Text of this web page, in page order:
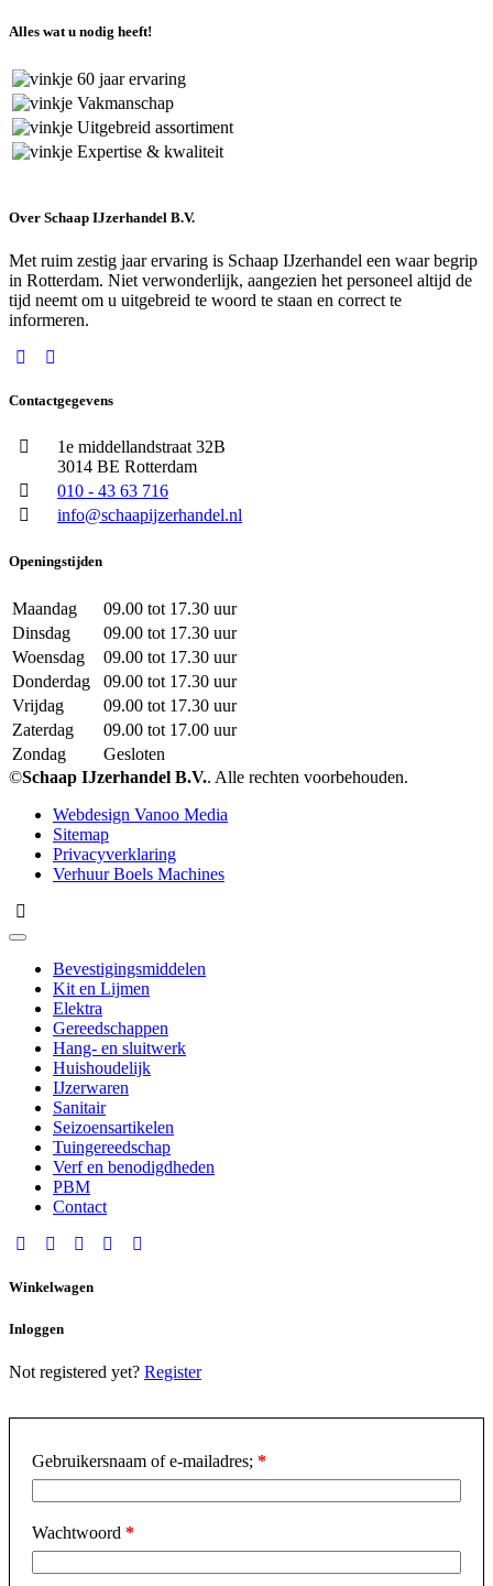
Alles wat u nodig heeft!
60 jaar ervaring
Vakmanschap
Uitgebreid assortiment
Expertise & kwaliteit
Over Schaap IJzerhandel B.V.
Met ruim zestig jaar ervaring is Schaap IJzerhandel een waar begrip
in Rotterdam. Niet verwonderlijk, aangezien het personeel altijd de
tijd neemt om u uitgebreid te woord te staan en correct te
informeren.
Contactgegevens
1e middellandstraat 32B
3014 BE Rotterdam
010 - 43 63 716
info@schaapijzerhandel.nl
Openingstijden
Maandag
09.00 tot 17.30 uur
Dinsdag
09.00 tot 17.30 uur
Woensdag
09.00 tot 17.30 uur
Donderdag
09.00 tot 17.30 uur
Vrijdag
09.00 tot 17.30 uur
Zaterdag
09.00 tot 17.00 uur
Zondag
Gesloten
©Schaap IJzerhandel B.V.. Alle rechten voorbehouden.
Webdesign Vanoo Media
Sitemap
Privacyverklaring
Verhuur Boels Machines
Bevestigingsmiddelen
Kit en Lijmen
Elektra
Gereedschappen
Hang- en sluitwerk
Huishoudelijk
IJzerwaren
Sanitair
Seizoensartikelen
Tuingereedschap
Verf en benodigdheden
PBM
Contact
Winkelwagen
Inloggen
Not registered yet? Register
Gebruikersnaam of e-mailadres; *
Wachtwoord *